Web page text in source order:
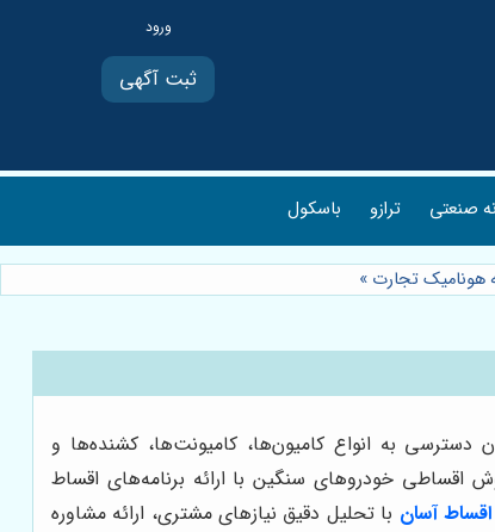
ثبت آگهی
صنعتی ترازو باسکول
تجارت »
به انواع کامیون‌ها، کامیونت‌ها، کشنده‌ها و
اقساطی خودروهای سنگین با ارائه برنامه‌های اقساط
آسان با تحلیل دقیق نیازهای مشتری، ارائه مشاوره